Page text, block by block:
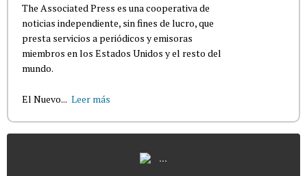
The Associated Press es una cooperativa de
noticias independiente, sin fines de lucro, que
presta servicios a periódicos y emisoras
miembros en los Estados Unidos y el resto del
mundo.
El Nuevo... Leer más
...